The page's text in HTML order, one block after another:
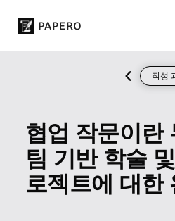
작성
협업 작문이란
팀 기반 학술
로젝트에 대한